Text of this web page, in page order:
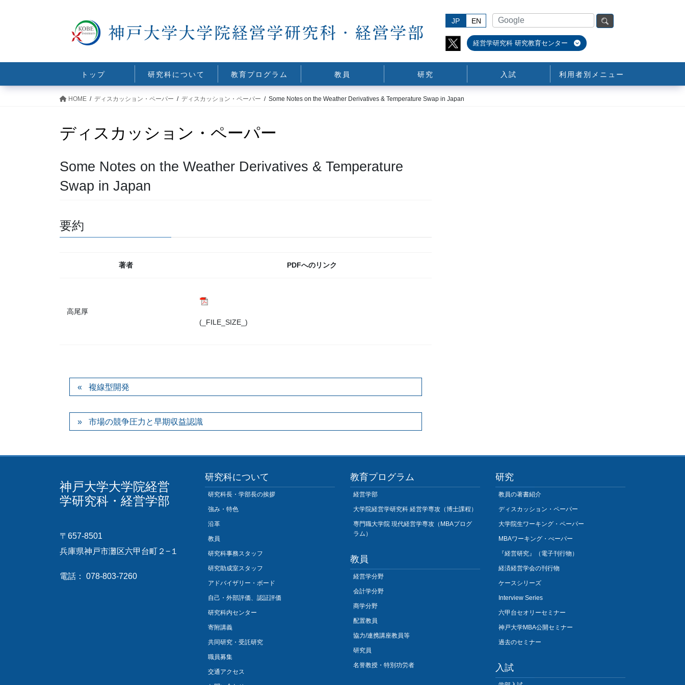
JP EN
経営学研究科 研究教育センター
トップ 研究科について 教育プログラム 教員 研究 入試 利用者別メニュー
HOME ディスカッション・ペーパー ディスカッション・ペーパー Some Notes on the Weather Derivatives & Temperature Swap in Japan
ディスカッション・ペーパー
Some Notes on the Weather Derivatives & Temperature
Swap in Japan
要約
著者 PDFへのリンク
高尾厚
(_FILE_SIZE_)
複線型開発
市場の競争圧力と早期収益認識
神戸大学大学院経営
学研究科・経営学部
〒657-8501
兵庫県神戸市灘区六甲台町２−１
電話： 078-803-7260
研究科について
研究科長・学部長の挨拶
強み・特色
沿革
教員
研究科事務スタッフ
研究助成室スタッフ
アドバイザリー・ボード
自己・外部評価、認証評価
研究科内センター
寄附講義
共同研究・受託研究
職員募集
交通アクセス
教育プログラム
経営学部
大学院経営学研究科 経営学専攻（博士課程）
専門職大学院 現代経営学専攻（MBAプログ
ラム）
教員
経営学分野
会計学分野
商学分野
配置教員
協力/連携講座教員等
研究員
名誉教授・特別功労者
研究
教員の著書紹介
ディスカッション・ペーパー
大学院生ワーキング・ペーパー
MBAワーキング・ぺーパー
『経営研究』（電子刊行物）
経済経営学会の刊行物
ケースシリーズ
Interview Series
六甲台セオリーセミナー
神戸大学MBA公開セミナー
過去のセミナー
入試